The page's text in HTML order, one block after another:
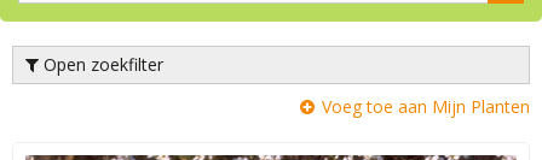
Open zoekfilter
Voeg toe aan Mijn Planten